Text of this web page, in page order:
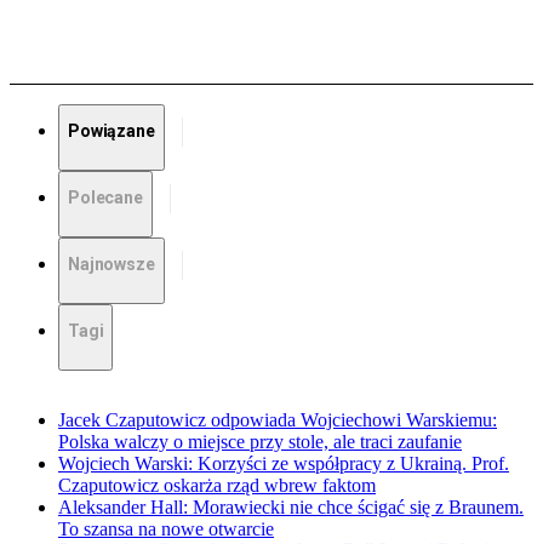
Powiązane
Polecane
Najnowsze
Tagi
Jacek Czaputowicz odpowiada Wojciechowi Warskiemu:
Polska walczy o miejsce przy stole, ale traci zaufanie
Wojciech Warski: Korzyści ze współpracy z Ukrainą. Prof.
Czaputowicz oskarża rząd wbrew faktom
Aleksander Hall: Morawiecki nie chce ścigać się z Braunem.
To szansa na nowe otwarcie